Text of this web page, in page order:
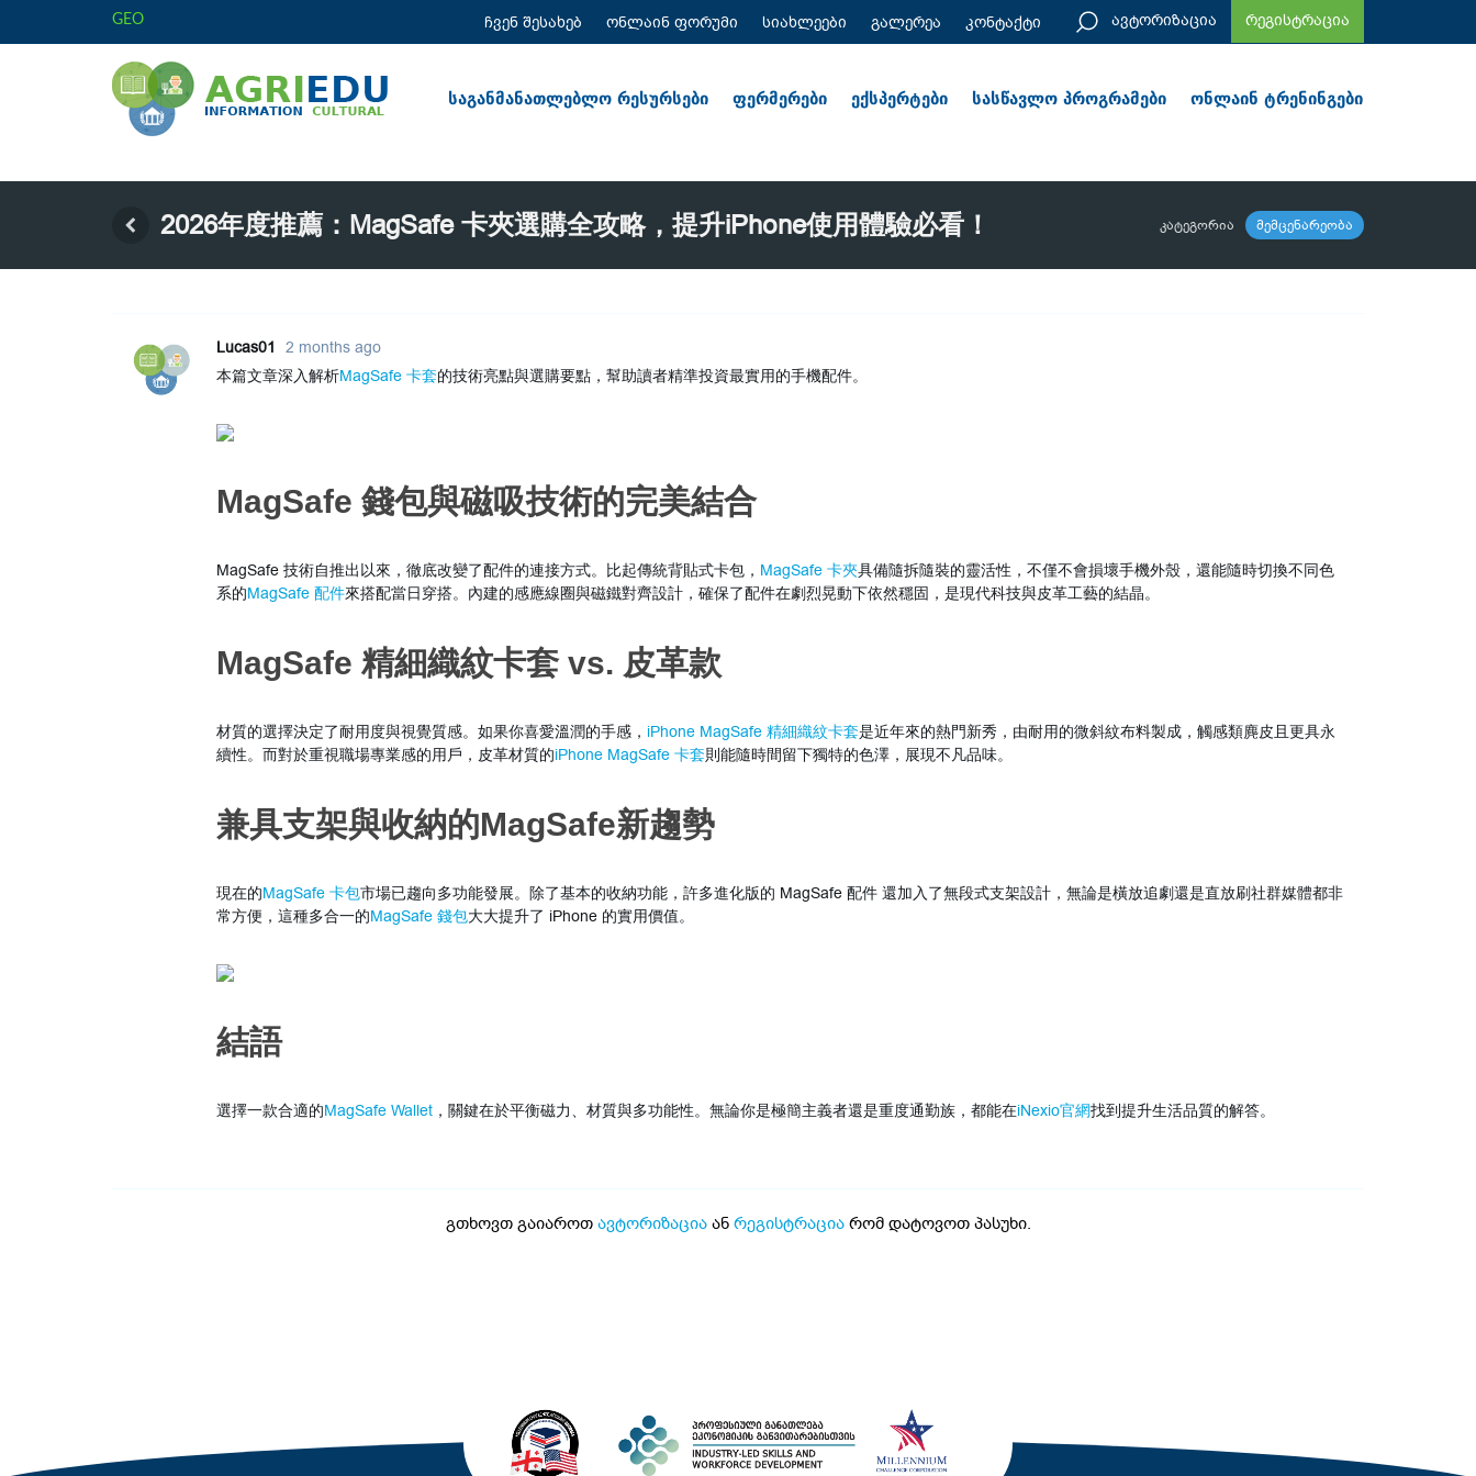
GEO ავტორიზაცია რეგისტრაცია
ჩვენ შესახებ ონლაინ ფორუმი სიახლეები გალერეა კონტაქტი
საგანმანათლებლო რესურსები ფერმერები ექსპერტები სასწავლო პროგრამები ონლაინ ტრენინგები
2026年度推薦：MagSafe 卡夾選購全攻略，提升iPhone使用體驗必看！ კატეგორია მემცენარეობა
Lucas01 2 months ago
本篇文章深入解析MagSafe 卡套的技術亮點與選購要點，幫助讀者精準投資最實用的手機配件。
MagSafe 錢包與磁吸技術的完美結合
MagSafe 技術自推出以來，徹底改變了配件的連接方式。比起傳統背貼式卡包， MagSafe 卡夾具備隨拆隨裝的靈活性，不僅不會損壞手機外殼，還能隨時切換不同色
系的MagSafe 配件來搭配當日穿搭。內建的感應線圈與磁鐵對齊設計，確保了配件在劇烈晃動下依然穩固，是現代科技與皮革工藝的結晶。
MagSafe 精細織紋卡套 vs. 皮革款
材質的選擇決定了耐用度與視覺質感。如果你喜愛溫潤的手感， iPhone MagSafe 精細織紋卡套是近年來的熱門新秀，由耐用的微斜紋布料製成，觸感類麂皮且更具永
續性。而對於重視職場專業感的用戶，皮革材質的iPhone MagSafe 卡套則能隨時間留下獨特的色澤，展現不凡品味。
兼具支架與收納的MagSafe新趨勢
現在的MagSafe 卡包市場已趨向多功能發展。除了基本的收納功能，許多進化版的 MagSafe 配件 還加入了無段式支架設計，無論是橫放追劇還是直放刷社群媒體都非
常方便，這種多合一的MagSafe 錢包大大提升了 iPhone 的實用價值。
結語
選擇一款合適的MagSafe Wallet ，關鍵在於平衡磁力、材質與多功能性。無論你是極簡主義者還是重度通勤族，都能在iNexio官網找到提升生活品質的解答。
გთხოვთ გაიაროთ ავტორიზაციაან რეგისტრაციარომ დატოვოთ პასუხი.